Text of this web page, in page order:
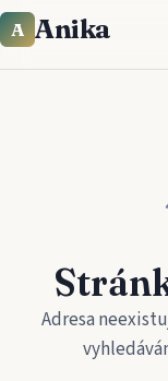
A Anika
Adresa